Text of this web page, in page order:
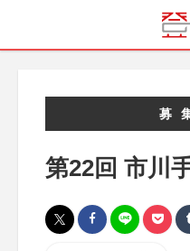
募
第22回 市川